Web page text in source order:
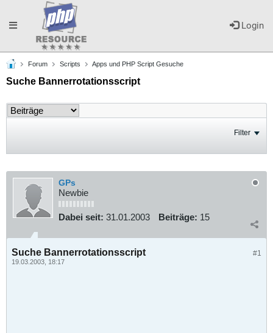
Login
Toggle
navigation
Forum Scripts Apps und PHP Script Gesuche
Suche Bannerrotationsscript
Filter
GPs
Newbie
Dabei seit: 31.01.2003 Beiträge: 15
#1
Suche Bannerrotationsscript
19.03.2003, 18:17